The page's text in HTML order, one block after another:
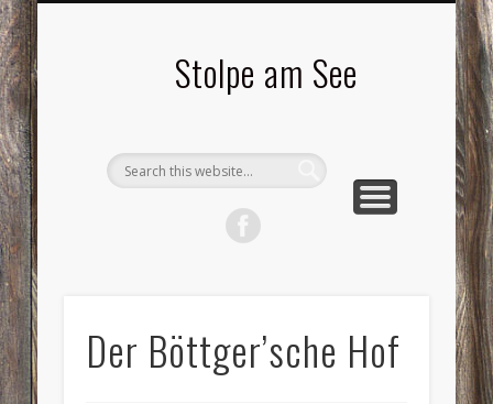
Stolpe am See
Der Böttger’sche Hof